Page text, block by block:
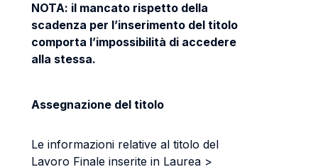
NOTA: il mancato rispetto della
scadenza per l’inserimento del titolo
comporta l’impossibilità di accedere
alla stessa.
Assegnazione del titolo
Le informazioni relative al titolo del
Lavoro Finale inserite in Laurea >